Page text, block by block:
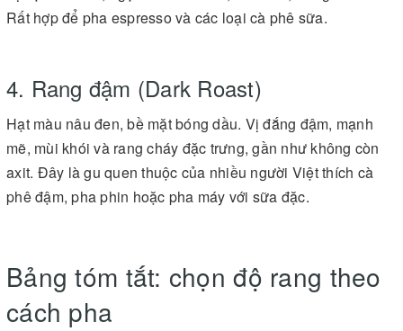
Rất hợp để pha espresso và các loại cà phê sữa.
4. Rang đậm (Dark Roast)
Hạt màu nâu đen, bề mặt bóng dầu. Vị đắng đậm, mạnh
mẽ, mùi khói và rang cháy đặc trưng, gần như không còn
axit. Đây là gu quen thuộc của nhiều người Việt thích cà
phê đậm, pha phin hoặc pha máy với sữa đặc.
Bảng tóm tắt: chọn độ rang theo
cách pha